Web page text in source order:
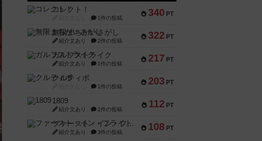
340 PT
コレクト！
1件の投稿
322 PT
無限まちがいさがし
紹介文あり 2件の投稿
217 PT
ガルフストライク
紹介文あり 1件の投稿
203 PT
クルティボ
1件の投稿
112 PT
1809
紹介文あり 1件の投稿
108 PT
ファースト・イン・フライト
紹介文あり 3件の投稿